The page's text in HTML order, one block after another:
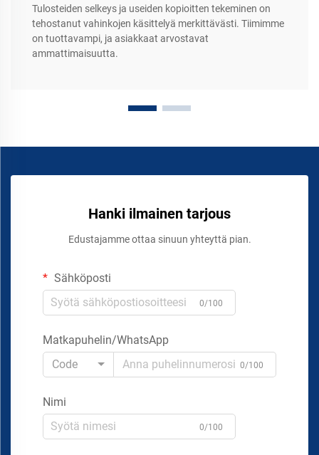
Tulosteiden selkeys ja useiden kopioitten tekeminen on
tehostanut vahinkojen käsittelyä merkittävästi. Tiimimme
on tuottavampi, ja asiakkaat arvostavat
ammattimaisuutta.
Hanki ilmainen tarjous
Edustajamme ottaa sinuun yhteyttä pian.
Sähköposti
0/100
Matkapuhelin/WhatsApp
Code
0/100
Nimi
0/100